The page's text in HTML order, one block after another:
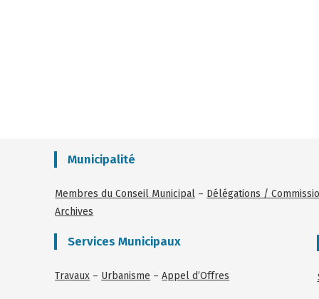
Municipalité
Membres du Conseil Municipal – Délégations /
Archives
Services Municipaux
Travaux – Urbanisme –Appel d’Offres